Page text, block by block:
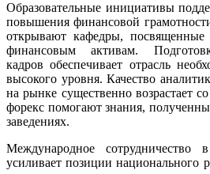
Образовательные инициативы
повышения финансовой
открывают кафедры,
финансовым активам.
кадров обеспечивает отрасль
высокого уровня. Качество
на рынке существенно возрастает
форекс помогают знания,
заведениях.
Международное сотрудничество
усиливает позиции национального